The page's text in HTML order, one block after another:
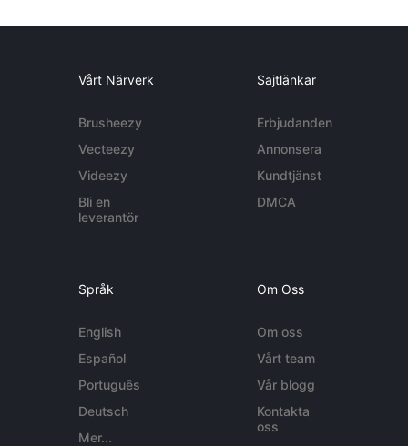
Vårt Närverk
Brusheezy
Vecteezy
Videezy
Bli en
leverantör
Sajtlänkar
Erbjudanden
Annonsera
Kundtjänst
DMCA
Språk
English
Español
Português
Deutsch
Mer...
Om Oss
Om oss
Vårt team
Vår blogg
Kontakta
oss